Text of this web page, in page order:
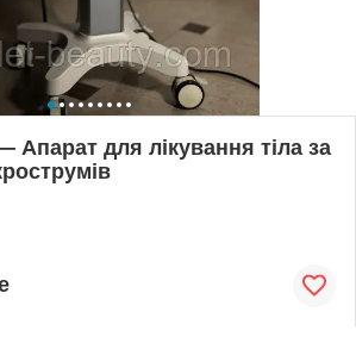
Апарат для лікування тіла за